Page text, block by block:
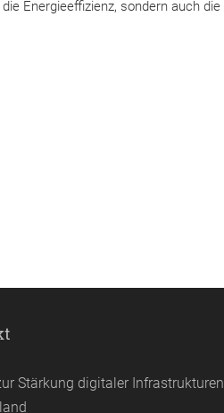
Energieeffizienz, sondern auch die
Stärkung digitaler Infrastrukturen